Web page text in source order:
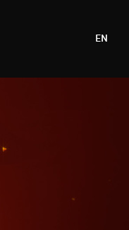
EN